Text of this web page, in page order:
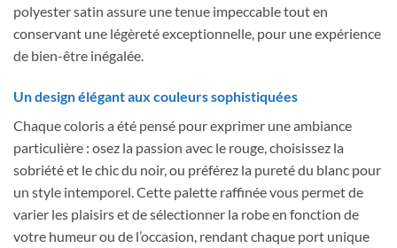
polyester satin assure une tenue impeccable tout en
conservant une légèreté exceptionnelle, pour une expérience
de bien-être inégalée.
Un design élégant aux couleurs sophistiquées
Chaque coloris a été pensé pour exprimer une ambiance
particulière : osez la passion avec le rouge, choisissez la
sobriété et le chic du noir, ou préférez la pureté du blanc pour
un style intemporel. Cette palette raffinée vous permet de
varier les plaisirs et de sélectionner la robe en fonction de
votre humeur ou de l’occasion, rendant chaque port unique